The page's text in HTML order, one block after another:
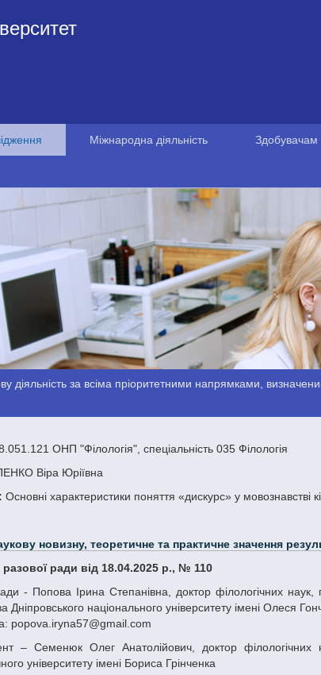
Міжнародна діяльність Здобувачам
діяльність за всіма пріоритетними напрямками,
ОНП "Філологія", спеціальність 035 Філологія
Віра Юріївна
Основні характеристики поняття «дискурс» у мовознавстві
новизну, теоретичне та практичне значення
разової ради від 18.04.2025 р., № 110
Дніпровського національного університету імені Олеся
popova.iryna57@gmail.com
університету імені Бориса Грінченка